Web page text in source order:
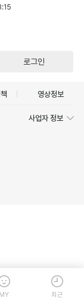
로그인
영상정보
사업자 정보
MY 최근